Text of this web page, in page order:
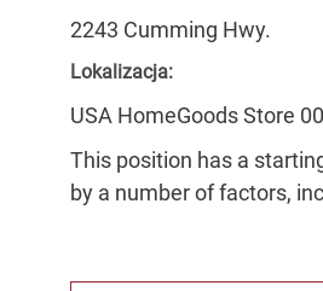
2243 Cumming Hwy.
Lokalizacja:
USA HomeGoods Store
This position has a
by a number of factors,